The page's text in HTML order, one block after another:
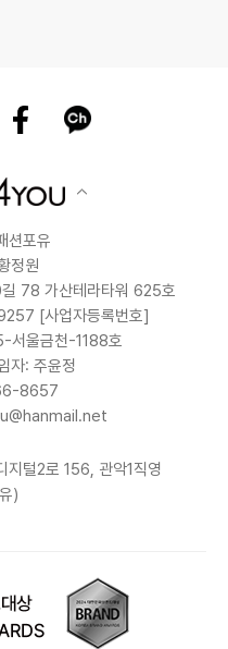
션포유
정원
78 가산테라타워 625호
[사업자등록번호]
서울금천-1188호
자: 주윤정
8657
지털2로 156, 관악1직영
)